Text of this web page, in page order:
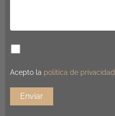
Acepto la política de privacidad